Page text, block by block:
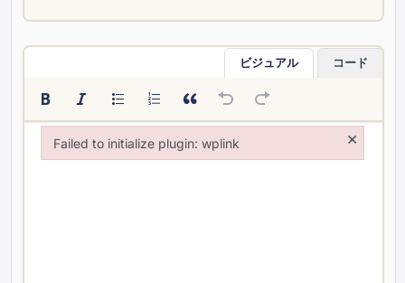
ビジュアル コード
Failed to initialize plugin: wplink ×
Failed to initialize plugin: wplink